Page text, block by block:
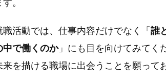
。
職活動では、仕事内容だけでなく「 誰
中で働くのか」にも目を向けてみてく
来を描ける職場に出会うことを願って